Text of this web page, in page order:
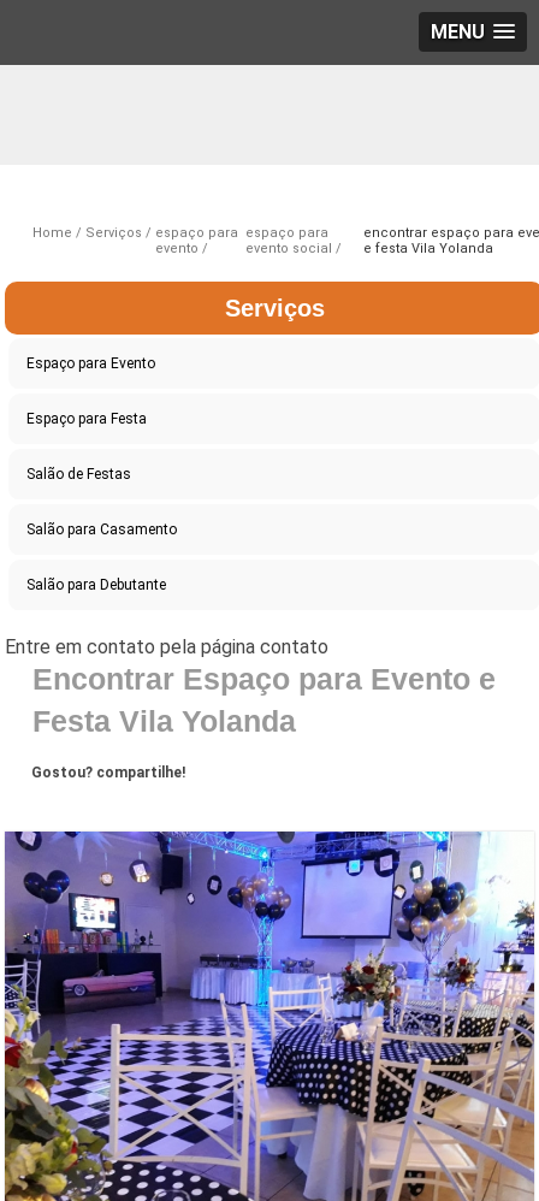
MENU
Home Serviços
espaço para
evento
espaço para
evento social
encontrar espaço para
e festa Vila Yolanda
Serviços
Espaço para Evento
Espaço para Festa
Salão de Festas
Salão para Casamento
Salão para Debutante
Encontrar Espaço para Evento e
Festa Vila Yolanda
Gostou? compartilhe!